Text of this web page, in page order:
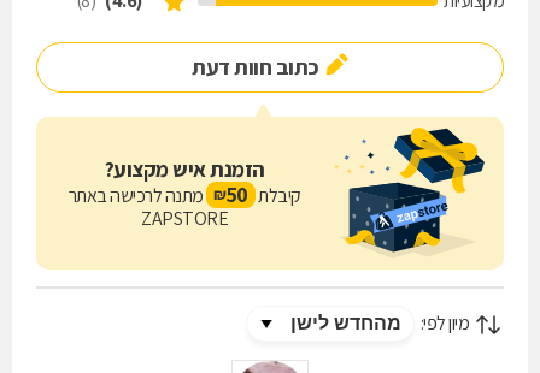
כתוב חוות דעת
הזמנת איש מקצוע?
קיבלת 50
₪ מתנה לרכישה באתר
ZAPSTORE
מיון לפי: